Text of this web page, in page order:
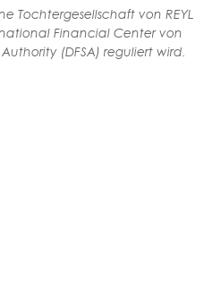
Tochtergesellschaft von REYL
Financial Center von
(DFSA) reguliert wird.